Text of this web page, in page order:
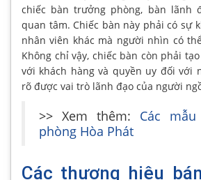
chiếc bàn trưởng phòng, bàn lãnh
quan tâm. Chiếc bàn này phải có sự
nhân viên khác mà người nhìn có
Không chỉ vậy, chiếc bàn còn phải
với khách hàng và quyền uy đối với
rõ được vai trò lãnh đạo của người
>> Xem thêm: Các
phòng Hòa Phát
Các thương hiệu